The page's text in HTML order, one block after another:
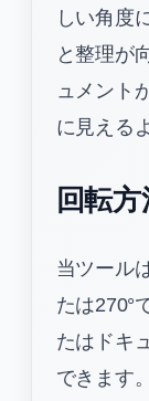
しい角度
と整理が
ュメント
に見える
回転
当ツール
たは270°
たはドキ
できます